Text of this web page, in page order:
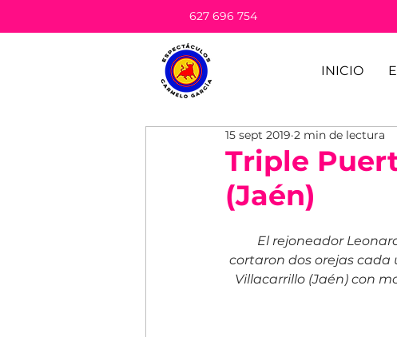
627 696 754
INICIO
Triple
(Jaén)
15 sept 2019 2 min de lectura
El rejoneador
cortaron dos orejas cada
Villacarrillo (Jaén) con